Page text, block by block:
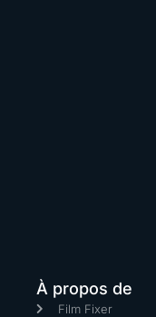
À propos de
Film Fixer